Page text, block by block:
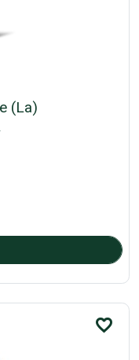
(La)
favorite_border